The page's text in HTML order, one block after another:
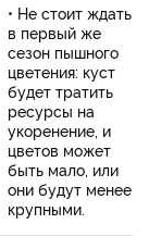
• Не стоит ждать
в первый же
сезон пышного
цветения: куст
будет тратить
ресурсы на
укоренение, и
цветов может
быть мало, или
они будут менее
крупными.